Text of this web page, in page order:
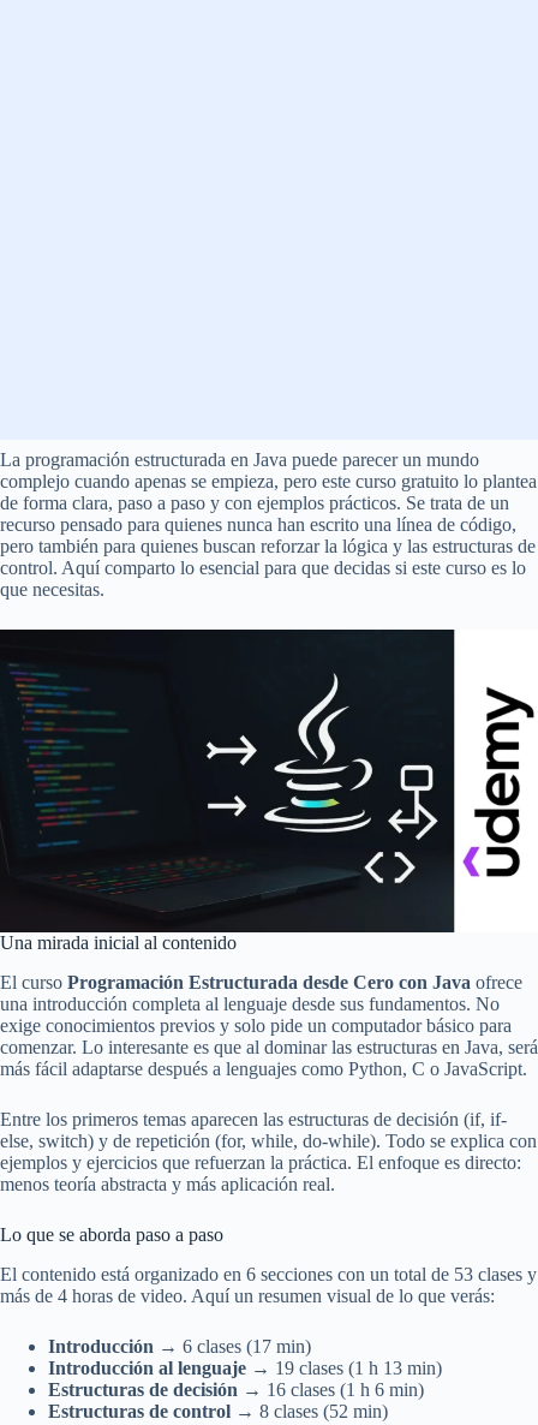
La programación estructurada en Java puede parecer un mundo
complejo cuando apenas se empieza, pero este curso gratuito lo plantea
de forma clara, paso a paso y con ejemplos prácticos. Se trata de un
recurso pensado para quienes nunca han escrito una línea de código,
pero también para quienes buscan reforzar la lógica y las estructuras de
control. Aquí comparto lo esencial para que decidas si este curso es lo
que necesitas.
Una mirada inicial al contenido
El curso Programación Estructurada desde Cero con Java ofrece
una introducción completa al lenguaje desde sus fundamentos. No
exige conocimientos previos y solo pide un computador básico para
comenzar. Lo interesante es que al dominar las estructuras en Java, será
más fácil adaptarse después a lenguajes como Python, C o JavaScript.
Entre los primeros temas aparecen las estructuras de decisión (if, if-
else, switch) y de repetición (for, while, do-while). Todo se explica con
ejemplos y ejercicios que refuerzan la práctica. El enfoque es directo:
menos teoría abstracta y más aplicación real.
Lo que se aborda paso a paso
El contenido está organizado en 6 secciones con un total de 53 clases y
más de 4 horas de video. Aquí un resumen visual de lo que verás:
Introducción → 6 clases (17 min)
Introducción al lenguaje → 19 clases (1 h 13 min)
Estructuras de decisión → 16 clases (1 h 6 min)
Estructuras de control → 8 clases (52 min)